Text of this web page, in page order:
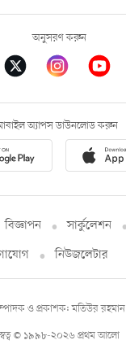
অনুসরণ করুন
অ্যাপস ডাউনলোড করুন
বিজ্ঞাপন সার্কুলেশন
নিউজলেটার
© ১৯৯৮-২০২৬ প্রথম আলো
ও প্রকাশক: মতিউর রহমান